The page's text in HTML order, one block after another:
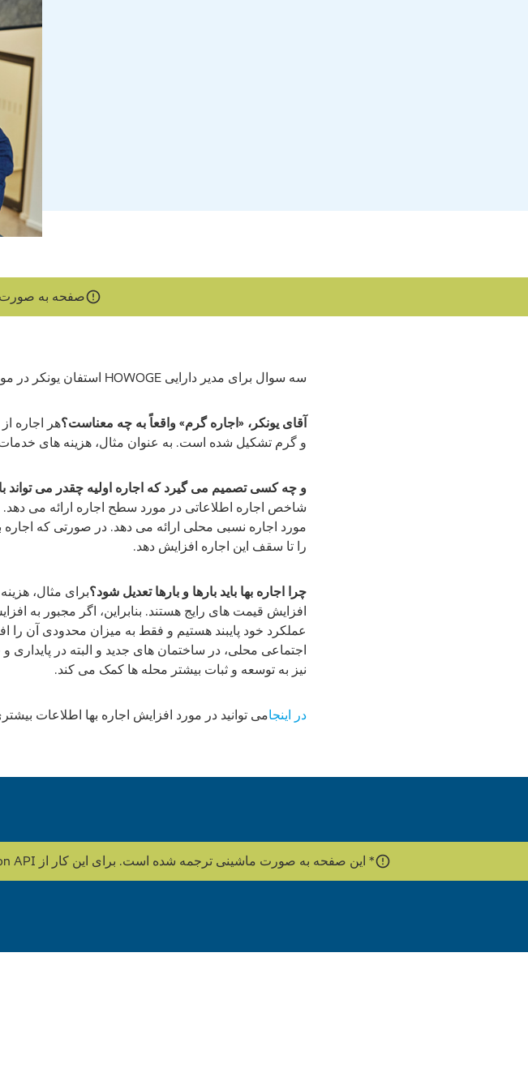
صفحه به
سه سوال برای مدیر دارایی HOWOGE استفان یونکر در مورد اجاره و
آقای یونکر، «اجاره گرم» واقعاً به چه معناست؟هر اجاره
و گرم تشکیل شده است. به عنوان مثال، هزینه های خدمات
و چه کسی تصمیم می گیرد که اجاره اولیه چقدر می تواند
شاخص اجاره اطلاعاتی در مورد سطح اجاره ارائه می
مورد اجاره نسبی محلی ارائه می دهد. در صورتی که
را تا سقف این اجاره افزایش دهد.
چرا اجاره بها باید بارها و بارها تعدیل شود؟برای مثال،
افزایش قیمت های رایج هستند. بنابراین، اگر مجبور به
عملکرد خود پایبند هستیم و فقط به میزان محدودی آن
اجتماعی محلی، در ساختمان های جدید و البته در
نیز به توسعه و ثبات بیشتر محله ها کمک می کند.
در اینجامی توانید در مورد افزایش اجاره بها اطلاعات
* این صفحه به صورت ماشینی ترجمه شده است. برای این کار از Google's Cloud Translation API استفاده می شود. HOWOGE محتوا را ویرایش نمی کند.